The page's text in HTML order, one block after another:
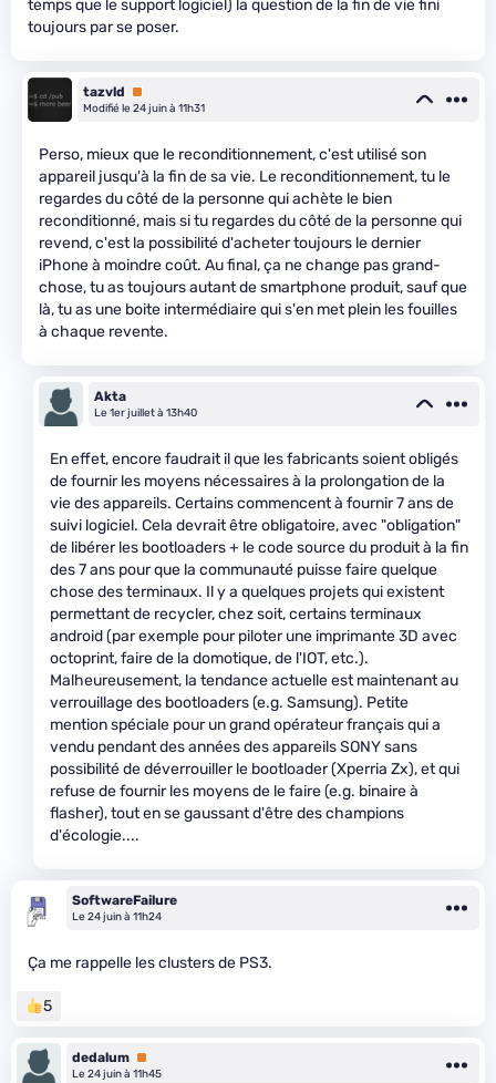
temps que le support logiciel) la question de la fin de vie fini
toujours par se poser.
tazvld
Premium
Modifié le 24 juin à 11h31
Perso, mieux que le reconditionnement, c'est utilisé son
appareil jusqu'à la fin de sa vie. Le reconditionnement, tu le
regardes du côté de la personne qui achète le bien
reconditionné, mais si tu regardes du côté de la personne qui
revend, c'est la possibilité d'acheter toujours le dernier
iPhone à moindre coût. Au final, ça ne change pas grand-
chose, tu as toujours autant de smartphone produit, sauf que
là, tu as une boite intermédiaire qui s'en met plein les fouilles
à chaque revente.
Akta
Le 1er juillet à 13h40
En effet, encore faudrait il que les fabricants soient obligés
de fournir les moyens nécessaires à la prolongation de la
vie des appareils. Certains commencent à fournir 7 ans de
suivi logiciel. Cela devrait être obligatoire, avec "obligation"
de libérer les bootloaders + le code source du produit à la fin
des 7 ans pour que la communauté puisse faire quelque
chose des terminaux. Il y a quelques projets qui existent
permettant de recycler, chez soit, certains terminaux
android (par exemple pour piloter une imprimante 3D avec
octoprint, faire de la domotique, de l'IOT, etc.).
Malheureusement, la tendance actuelle est maintenant au
verrouillage des bootloaders (e.g. Samsung). Petite
mention spéciale pour un grand opérateur français qui a
vendu pendant des années des appareils SONY sans
possibilité de déverrouiller le bootloader (Xperria Zx), et qui
refuse de fournir les moyens de le faire (e.g. binaire à
flasher), tout en se gaussant d'être des champions
d'écologie....
SoftwareFailure
Le 24 juin à 11h24
Ça me rappelle les clusters de PS3.
5
dedalum Premium
Le 24 juin à 11h45